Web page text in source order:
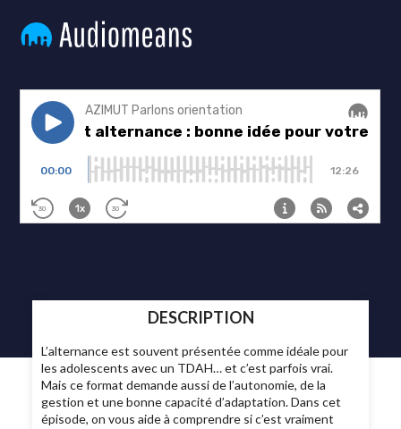
DESCRIPTION
L’alternance est souvent présentée comme idéale pour
les adolescents avec un TDAH… et c’est parfois vrai.
Mais ce format demande aussi de l’autonomie, de la
gestion et une bonne capacité d’adaptation. Dans cet
épisode, on vous aide à comprendre si c’est vraiment